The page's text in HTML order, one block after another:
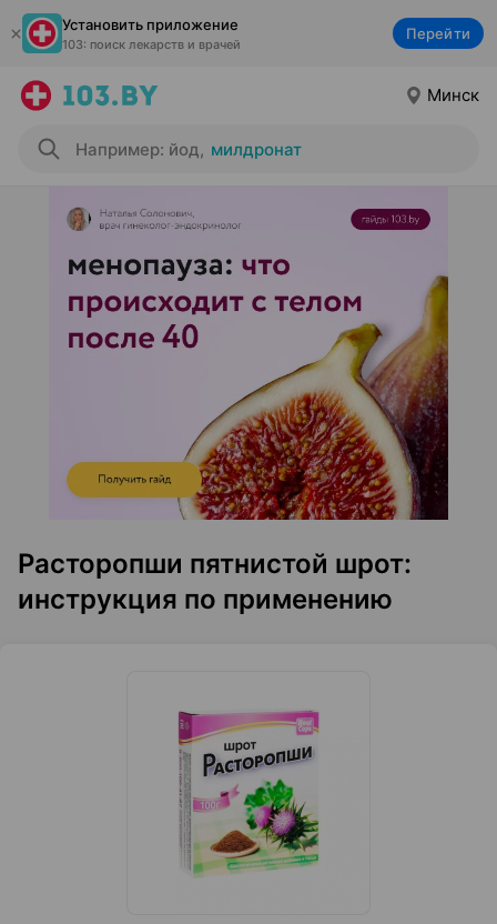
Установить приложение
103: поиск лекарств и врачей
Перейти
Минск
Например: йод, милдронат
Расторопши пятнистой шрот:
инструкция по применению